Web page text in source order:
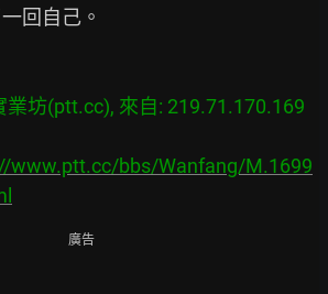
回自己。
業坊(ptt.cc), 來自: 219.71.170.169
www.ptt.cc/bbs/Wanfang/M.1699
廣告